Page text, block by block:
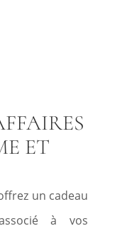
ET
un cadeau
à vos